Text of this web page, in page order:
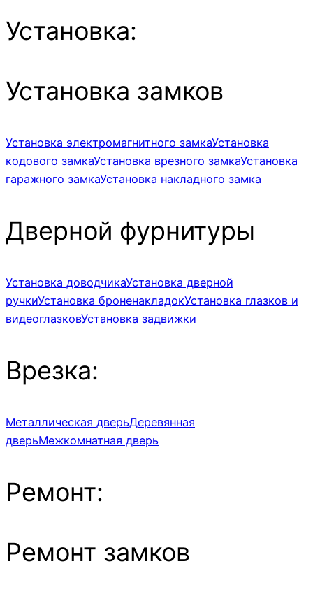
Установка:
Установка замков
Установка электромагнитного замкаУстановка
кодового замкаУстановка врезного замкаУстановка
гаражного замкаУстановка накладного замка
Дверной фурнитуры
Установка доводчикаУстановка дверной
ручкиУстановка броненакладокУстановка глазков и
видеоглазковУстановка задвижки
Врезка:
Металлическая дверьДеревянная
дверьМежкомнатная дверь
Ремонт:
Ремонт замков